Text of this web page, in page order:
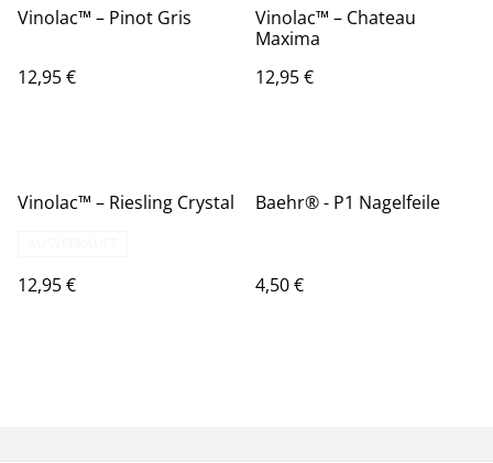
Vinolac™️ – Pinot Gris
12,95 €
Vinolac™️ – Chateau
Maxima
12,95 €
Vinolac™️ – Riesling Crystal
12,95 €
Baehr®️ - P1 Nagelfeile
4,50 €